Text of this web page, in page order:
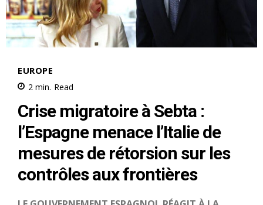
Insight Publications
À propos